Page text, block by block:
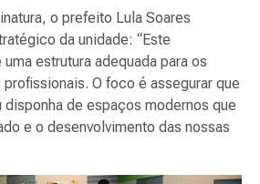
o prefeito Lula Soares
da unidade: “Este
estrutura adequada para os
O foco é assegurar que
disponha de espaços modernos que
e o desenvolvimento das nossas